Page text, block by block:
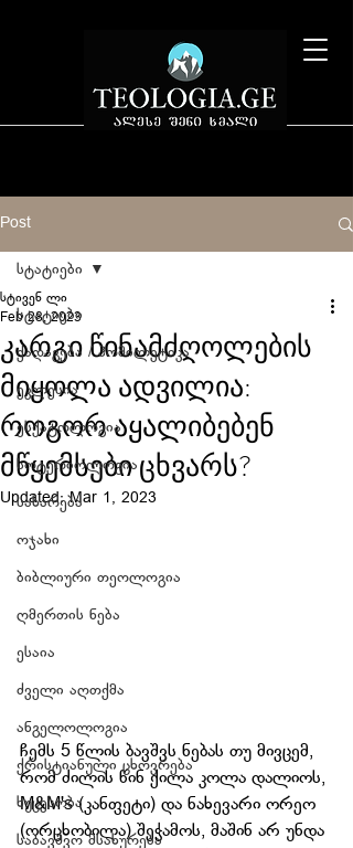
Post
სტატიები
ქადაგება / ჰომილეტიკა
ეკლესია
ესქატოლოგია
სოტერიოლოგია
სახარება
ოჯახი
ბიბლიური თეოლოგია
ღმერთის ნება
ესაია
ძველი აღთქმა
ანგელოლოგია
ქრისტიანული ცხოვრება
ხუცესობა
საბავშვო მსახურება
სტატიები
კარგი წინამძღოლების
მიყოლა ადვილია:
როგორ აყალიბებენ
მწყემსები ცხვარს?
სტივენ ლი
Feb 28, 2023
Updated:Mar 1, 2023
ჩემს 5 წლის ბავშვს ნებას თუ მივცემ,
რომ ძილის წინ ქილა კოლა დალიოს,
M&M's (კანფეტი) და ნახევარი ორეო
(ორცხობილა) შეჭამოს, მაშინ არ უნდა